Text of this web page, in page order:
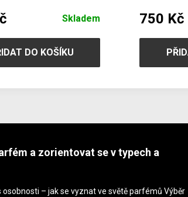
Skladem
DO KOŠÍKU
750 Kč
a zorientovat se v typech a
osobnosti – jak se vyznat ve světě parfémů Výběr